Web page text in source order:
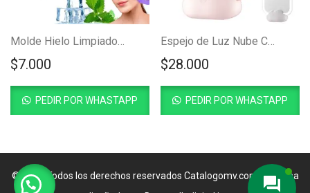
Molde Hielo Limpiador Facial
$7.000
PEDIR POR WHASTAPP
Espejo de Luz Nube CS313
$28.000
PEDIR POR WHASTAPP
© 2024 Todos los derechos reservados Catalogomv.com
| Página